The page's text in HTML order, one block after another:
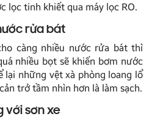
lọc tinh khiết qua máy lọc RO.
rửa bát
càng nhiều nước rửa bát thì
nhiều bọt sẽ khiến bơm nước
lại những vệt xà phòng loang lổ
trở tầm nhìn hơn là làm sạch.
với sơn xe